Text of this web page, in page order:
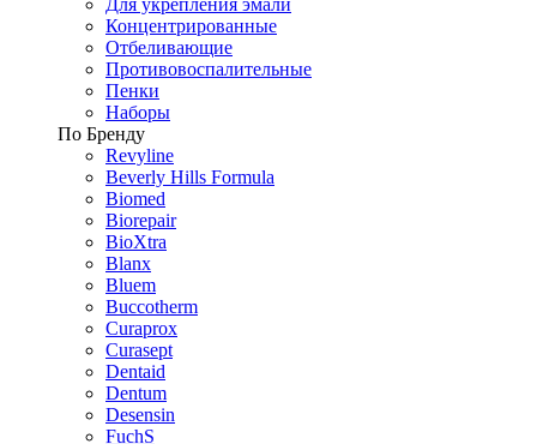
Для укрепления эмали
Концентрированные
Отбеливающие
Противовоспалительные
Пенки
Наборы
По Бренду
Revyline
Beverly Hills Formula
Biomed
Biorepair
BioXtra
Blanx
Bluem
Buccotherm
Curaprox
Curasept
Dentaid
Dentum
Desensin
FuchS